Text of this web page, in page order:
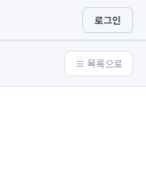
로그인
≡ 목록으로